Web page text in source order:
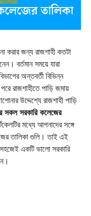
করার জন্য রাজশাহী কতটা
বর্তমান সময়ে যারা
অন্তবর্তী বিভিন্ন
রাজশাহীতে পাড়ি জমায়
উদ্দেশ্যে রাজশাহী পাড়ি
সকল সরকারি কলেজের
মধ্যে আপনাদের সঙ্গে
তালিকা গুলি। তাই এই
একটি ভালো সরকারি